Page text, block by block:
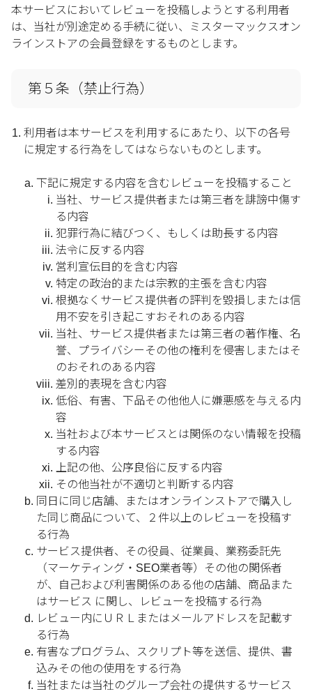
本サービスにおいてレビューを投稿しようとする利用者
は、当社が別途定める手続に従い、ミスターマックスオン
ラインストアの会員登録をするものとします。
第５条（禁止行為）
利用者は本サービスを利用するにあたり、以下の各号
に規定する行為をしてはならないものとします。
下記に規定する内容を含むレビューを投稿すること
当社、サービス提供者または第三者を誹謗中傷す
る内容
犯罪行為に結びつく、もしくは助長する内容
法令に反する内容
営利宣伝目的を含む内容
特定の政治的または宗教的主張を含む内容
根拠なくサービス提供者の評判を毀損しまたは信
用不安を引き起こすおそれのある内容
当社、サービス提供者または第三者の著作権、名
誉、プライバシーその他の権利を侵害しまたはそ
のおそれのある内容
差別的表現を含む内容
低俗、有害、下品その他他人に嫌悪感を与える内
容
当社および本サービスとは関係のない情報を投稿
する内容
上記の他、公序良俗に反する内容
その他当社が不適切と判断する内容
同日に同じ店舗、またはオンラインストアで購入し
た同じ商品について、２件以上のレビューを投稿す
る行為
サービス提供者、その役員、従業員、業務委託先
（マーケティング・SEO業者等）その他の関係者
が、自己および利害関係のある他の店舗、商品また
はサービス に関し、レビューを投稿する行為
レビュー内にＵＲＬまたはメールアドレスを記載す
る行為
有害なプログラム、スクリプト等を送信、提供、書
込みその他の使用をする行為
当社または当社のグループ会社の提供するサービス